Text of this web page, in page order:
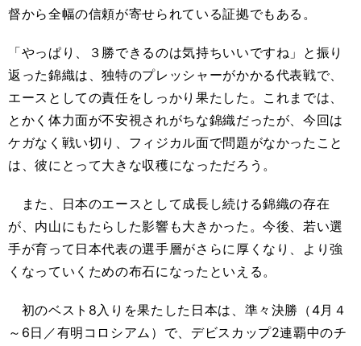
督から全幅の信頼が寄せられている証拠でもある。
「やっぱり、３勝できるのは気持ちいいですね」と振り
返った錦織は、独特のプレッシャーがかかる代表戦で、
エースとしての責任をしっかり果たした。これまでは、
とかく体力面が不安視されがちな錦織だったが、今回は
ケガなく戦い切り、フィジカル面で問題がなかったこと
は、彼にとって大きな収穫になっただろう。
また、日本のエースとして成長し続ける錦織の存在
が、内山にもたらした影響も大きかった。今後、若い選
手が育って日本代表の選手層がさらに厚くなり、より強
くなっていくための布石になったといえる。
初のベスト8入りを果たした日本は、準々決勝（4月４
～6日／有明コロシアム）で、デビスカップ2連覇中のチ